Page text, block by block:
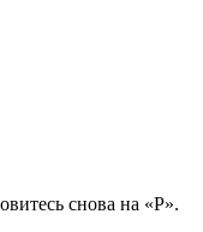
снова на «P».